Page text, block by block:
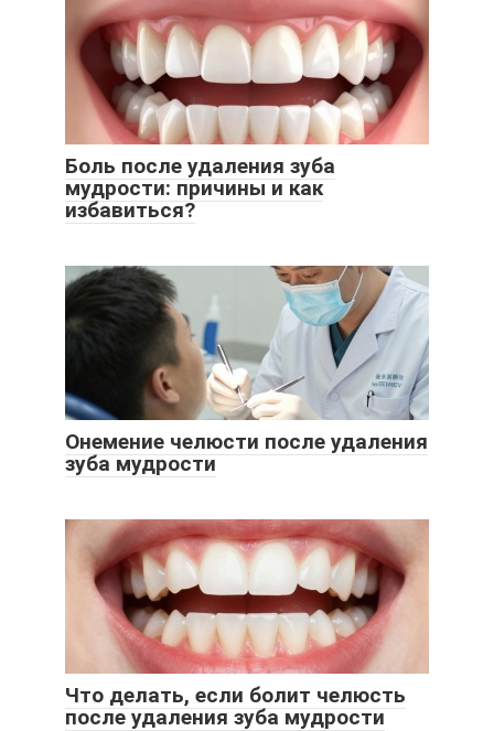
Боль после удаления зуба
мудрости: причины и как
избавиться?
Онемение челюсти после удаления
зуба мудрости
Что делать, если болит челюсть
после удаления зуба мудрости